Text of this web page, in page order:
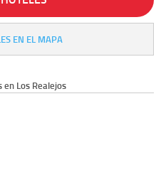
EN EL MAPA
Los Realejos